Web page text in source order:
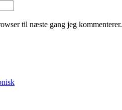
til næste gang jeg kommenterer.